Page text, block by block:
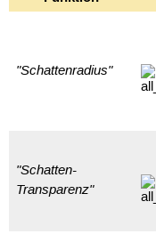
"Schattenradius"
"Schatten-
Transparenz"